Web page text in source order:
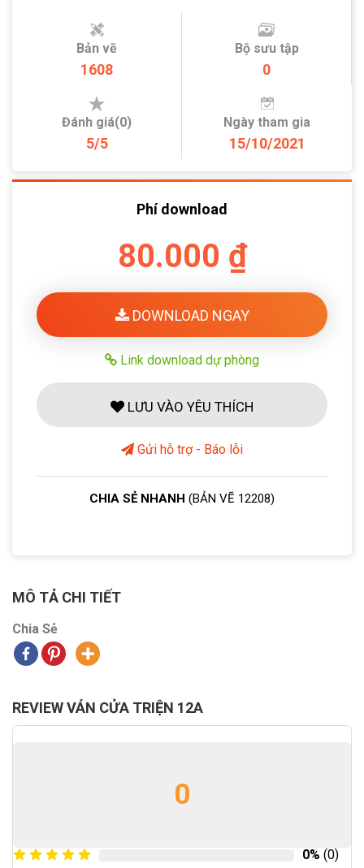
Bản vẽ
1608
Bộ sưu tập
0
Đánh giá(0)
5/5
Ngày tham gia
15/10/2021
Phí download
80.000 ₫
DOWNLOAD NGAY
Link download dự phòng
LƯU VÀO YÊU THÍCH
Gửi hỗ trợ - Báo lỗi
CHIA SẺ NHANH (BẢN VẼ 12208)
MÔ TẢ CHI TIẾT
Chia Sẻ
REVIEW VÁN CỬA TRIỆN 12A
0
0% (0)